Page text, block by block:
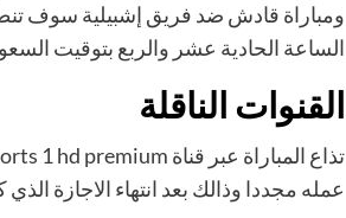
ومباراة قادش ضد فريق إشبيلية سوف
الساعة الحادية عشر والربع بتوقيت
القنوات الناقلة
عمله مجددا وذالك بعد انتهاء الاجازة